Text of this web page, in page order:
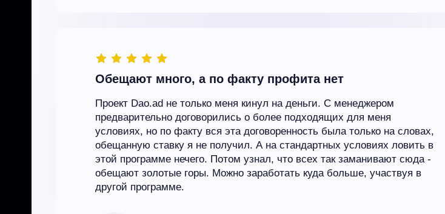
Обещают много, а по факту профита нет
Проект Dao.ad не только меня кинул на деньги. С менеджером
предварительно договорились о более подходящих для меня
условиях, но по факту вся эта договоренность была только на словах,
обещанную ставку я не получил. А на стандартных условиях ловить в
этой программе нечего. Потом узнал, что всех так заманивают сюда -
обещают золотые горы. Можно заработать куда больше, участвуя в
другой программе.